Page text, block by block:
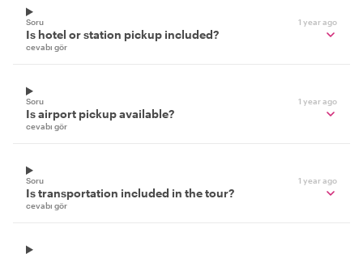
Soru 1 year ago
Is hotel or station pickup included?
cevabı gör
Soru 1 year ago
Is airport pickup available?
cevabı gör
Soru 1 year ago
Is transportation included in the tour?
cevabı gör